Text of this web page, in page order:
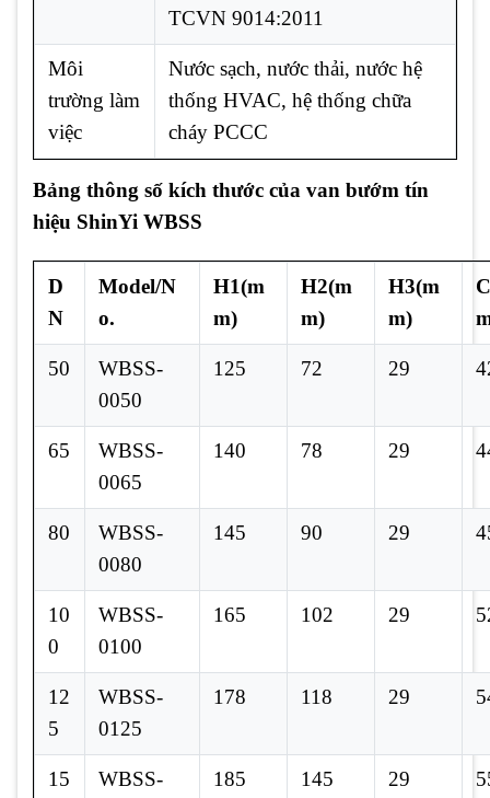
TCVN 9014:2011
Môi
trường làm
việc
Nước sạch, nước thải, nước hệ
thống HVAC, hệ thống chữa
cháy PCCC
Bảng thông số kích thước của van bướm tín
hiệu ShinYi WBSS
D
N
Model/N
o.
H1(m
m)
H2(m
m)
H3(m
m)
50
WBSS-
0050
125 72 29
65
WBSS-
0065
140 78 29
80
WBSS-
0080
145 90 29
10
0
WBSS-
0100
165 102 29
12
5
WBSS-
0125
178 118 29
15
WBSS-
185 145 29